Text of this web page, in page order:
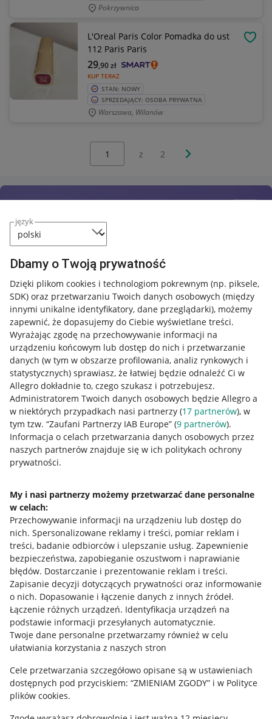
język
Dbamy o Twoją prywatność
Dzięki plikom cookies i technologiom pokrewnym (np. piksele,
SDK) oraz przetwarzaniu Twoich danych osobowych (między
innymi unikalne identyfikatory, dane przeglądarki), możemy
zapewnić, że dopasujemy do Ciebie wyświetlane treści.
Wyrażając zgodę na przechowywanie informacji na
urządzeniu końcowym lub dostęp do nich i przetwarzanie
danych (w tym w obszarze profilowania, analiz rynkowych i
statystycznych) sprawiasz, że łatwiej będzie odnaleźć Ci w
Allegro dokładnie to, czego szukasz i potrzebujesz.
Administratorem Twoich danych osobowych będzie Allegro a
w niektórych przypadkach nasi partnerzy (17 partnerów), w
tym tzw. “Zaufani Partnerzy IAB Europe” (9 partnerów).
Informacja o celach przetwarzania danych osobowych przez
naszych partnerów znajduje się w ich politykach ochrony
prywatności.
My i nasi partnerzy możemy przetwarzać dane personalne
w celach:
Przechowywanie informacji na urządzeniu lub dostęp do
nich. Spersonalizowane reklamy i treści, pomiar reklam i
treści, badanie odbiorców i ulepszanie usług. Zapewnienie
bezpieczeństwa, zapobieganie oszustwom i naprawianie
błędów. Dostarczanie i prezentowanie reklam i treści.
Zapisanie decyzji dotyczących prywatności oraz informowanie
o nich. Dopasowanie i łączenie danych z innych źródeł.
Łączenie różnych urządzeń. Identyfikacja urządzeń na
podstawie informacji przesyłanych automatycznie.
Twoje dane personalne przetwarzamy również w celu
ułatwiania korzystania z naszych stron
Cele przetwarzania szczegółowo opisane są w ustawieniach
dostępnych pod przyciskiem: “ZMIENIAM ZGODY” i w Polityce
plików cookies.
Pokrzywnica
L'Oreal Paris Color Pomadka do ust
112 Paris Paris
KUP TERAZ
29,90zł
STAN: NOWY
SPRZEDAJĄCY: OSOBA PRYWATNA
Warszawa, Wilanów
z 2 Następna strona
Przydatne informacje
Jak to działa
Allegro Gadane dla sprzedających
Allegro Gadane dla kupujących
Mapa miejscowości
Informacje prawne
Regulamin
Polityka plików "cookies"
Ustawienia plików "cookies"
Udostępnianie lokalizacji
Informacje dla Aktu o Usługach Cyfrowych